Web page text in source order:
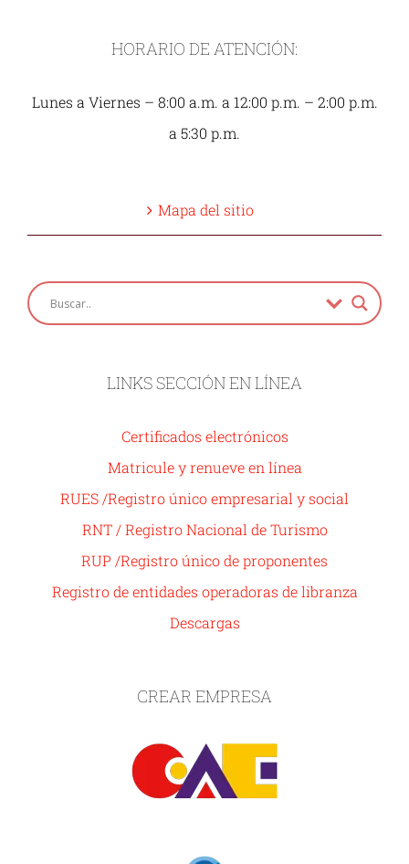
HORARIO DE ATENCIÓN:
Lunes a Viernes – 8:00 a.m. a 12:00 p.m. – 2:00 p.m.
a 5:30 p.m.
Mapa del sitio
LINKS SECCIÓN EN LÍNEA
Certificados electrónicos
Matricule y renueve en línea
RUES /Registro único empresarial y social
RNT / Registro Nacional de Turismo
RUP /Registro único de proponentes
Registro de entidades operadoras de libranza
Descargas
CREAR EMPRESA